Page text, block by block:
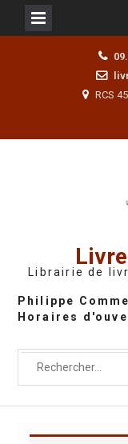
RCS
Librairie de